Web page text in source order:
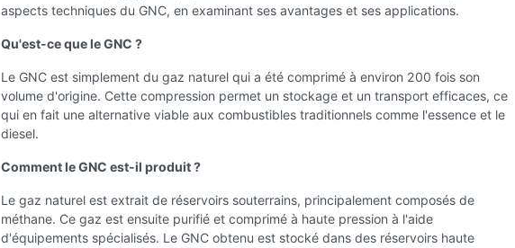
aspects techniques du GNC, en examinant ses avantages et ses applications.
Qu'est-ce que le GNC ?
Le GNC est simplement du gaz naturel qui a été comprimé à environ 200 fois son
volume d'origine. Cette compression permet un stockage et un transport efficaces, ce
qui en fait une alternative viable aux combustibles traditionnels comme l'essence et le
diesel.
Comment le GNC est-il produit ?
Le gaz naturel est extrait de réservoirs souterrains, principalement composés de
méthane. Ce gaz est ensuite purifié et comprimé à haute pression à l'aide
d'équipements spécialisés. Le GNC obtenu est stocké dans des réservoirs haute